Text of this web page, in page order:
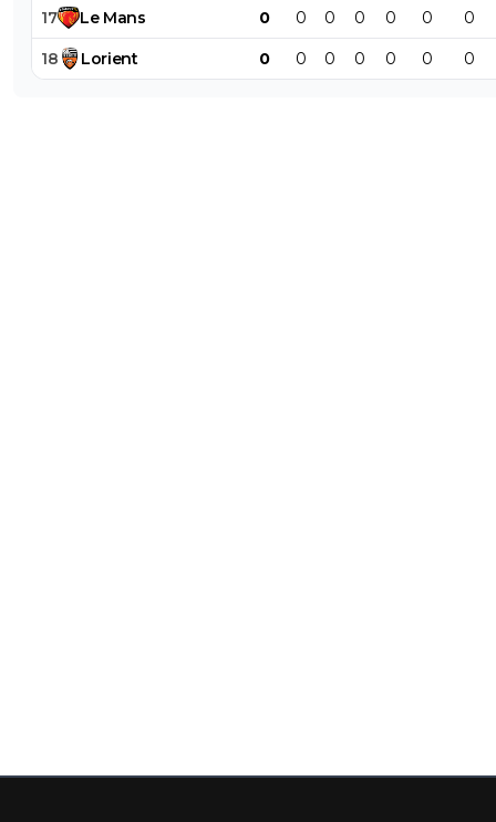
17 Le Mans 0 0 0 0 0 0 0
18 Lorient 0 0 0 0 0 0 0